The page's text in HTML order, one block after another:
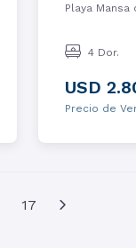
Playa Mansa
4 Dor.
USD
Precio de
17